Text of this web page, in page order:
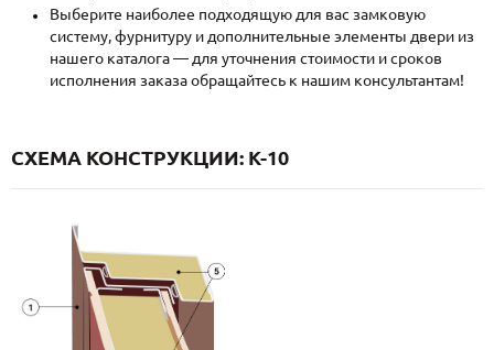
Каталог Распродажа Как купить
Записаться на замер
Выберите наиболее подходящую для вас замковую
систему, фурнитуру и дополнительные элементы двери из
нашего каталога — для уточнения стоимости и сроков
исполнения заказа обращайтесь к нашим консультантам!
СХЕМА КОНСТРУКЦИИ: K-10